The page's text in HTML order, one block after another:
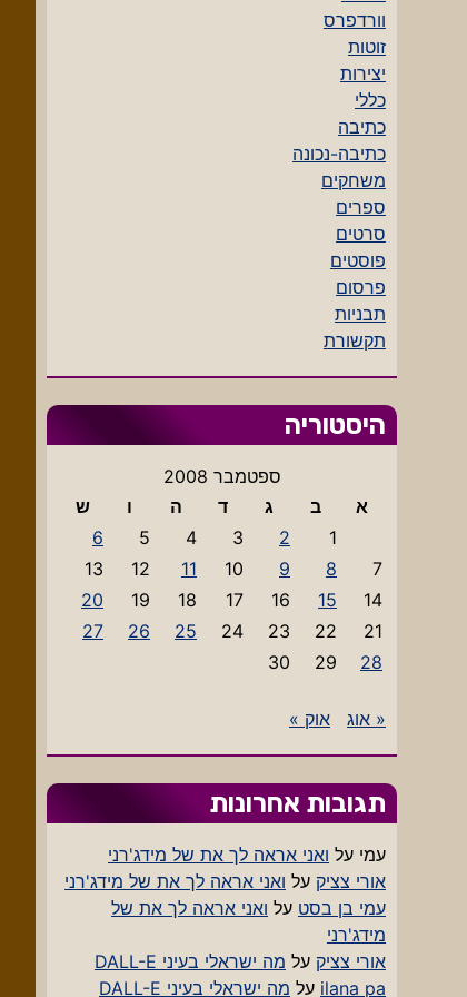
וורדפרס
זוטות
יצירות
כללי
כתיבה
כתיבה-נכונה
משחקים
ספרים
סרטים
פוסטים
פרסום
תבניות
תקשורת
היסטוריה
ספטמבר 2008
א
ב ג ד ה ו
ש
1
2
3
4
5
6
7
8
9
10
11
12
13
14
15
16
17
18
19
20
21
22
23
24
25
26
27
28
29
30
« אוג אוק »
תגובות אחרונות
עמי על ואני אראה לך את של מידג'רני
אורי צציק על ואני אראה לך את של מידג'רני
עמי בן בסט על ואני אראה לך את של
מידג'רני
אורי צציק על מה ישראלי בעיני DALL-E
ilana pa על מה ישראלי בעיני DALL-E